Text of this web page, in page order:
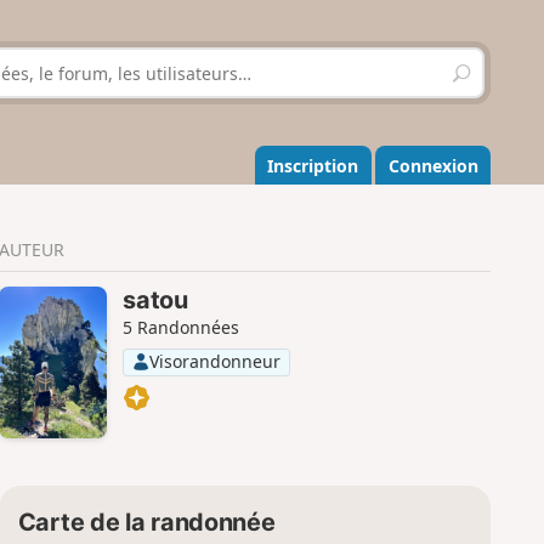
R
e
h
e
r
r
Inscription Connexion
AUTEUR
satou
5 Randonnées
Visorandonneur
Carte de la randonnée